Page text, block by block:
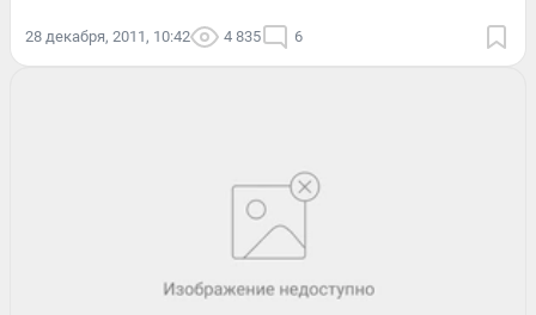
28 декабря, 2011, 10:42 4 835 6